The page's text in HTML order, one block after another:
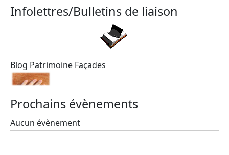
Infolettres/Bulletins de liaison
Blog Patrimoine Façades
Prochains évènements
Aucun évènement